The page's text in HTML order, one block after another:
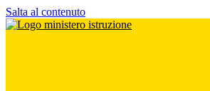
Salta al contenuto